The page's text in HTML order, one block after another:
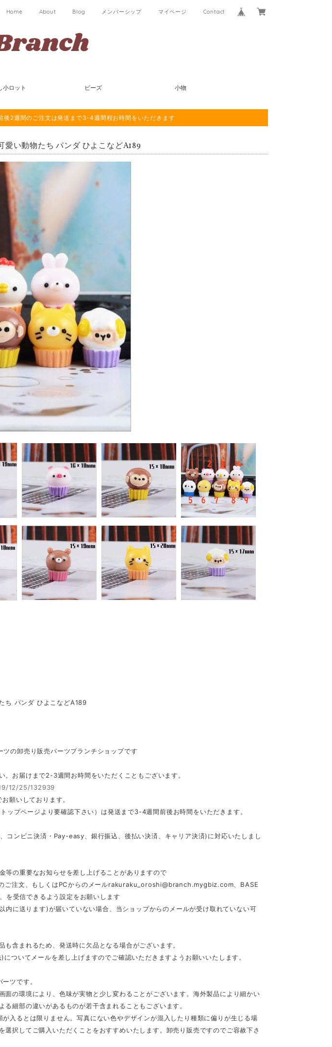
Home About Blog メンバーシップ マイページ Contact
小ロット ビーズ 小物
2週間のご注文は発送まで3-4週間程お時間をいただきます
い動物たち パンダ ひよこなどA189
ち パンダ ひよこなどA189
の卸売り販売パーツブランチショップです
。お届けまで2-3週間お時間をいただくこともございます。
12/25/132939
願いしております。
プページより要確認下さい）は発送まで3-4週間前後お時間をいただきます。
コンビニ決済・Pay-easy、銀行振込、後払い決済、キャリア決済)に対応いたしまし
の重要なお知らせを差し上げることがありますので
注文、もしくはPCからのメールrakuraku_oroshi@branch.mygbiz.com 、BASE
、を受信できるよう設定をお願いします
内に送ります)が届いていない場合、当ショップからのメールが受け取れていない可
含まれるため、発送時に欠品となる場合がございます。
ついてメールを差し上げますのでご確認いただきますようお願いいたします。
ツです。
面の環境により、色味が実物と少し変わることがございます。海外製品により細かい
細部の違いがあるものが若干含まれることもございます。
入るとは限りません。写真にない色やデザインが混入したり種類に偏りが生じる場
選択してご購入いただくことをおすすめいたします。卸売り販売ですのでご容赦下さ